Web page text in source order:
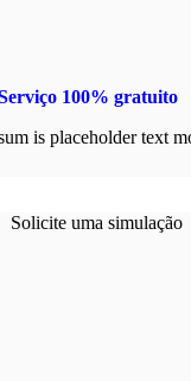
100% gratuito
is placeholder text